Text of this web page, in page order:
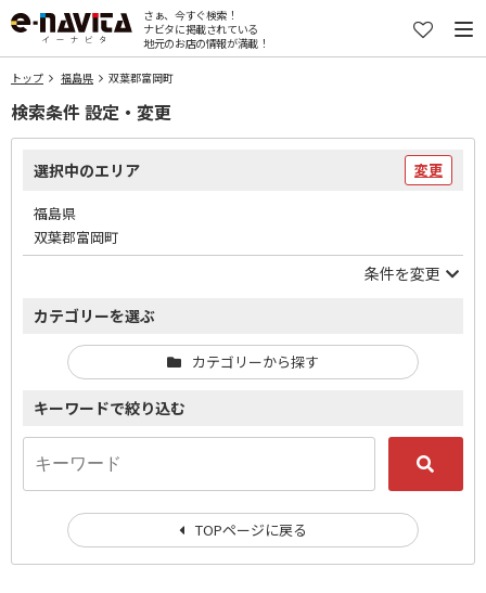
さぁ、今すぐ検索！
ナビタに掲載されている
地元のお店の情報が満載！
トップ 福島県 双葉郡富岡町
検索条件 設定・変更
選択中のエリア 変更
福島県
双葉郡富岡町
条件を変更
カテゴリーを選ぶ
カテゴリーから探す
キーワードで絞り込む
TOPページに戻る